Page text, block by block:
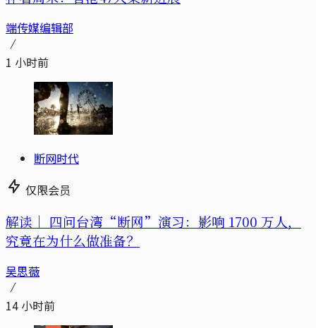
端传媒编辑部
1 小时前
断网时代
仅限会员
解读｜ 四问台湾“断网”演习：影响 1700 万人，
究竟在为什么做准备？
吴思薇
14 小时前